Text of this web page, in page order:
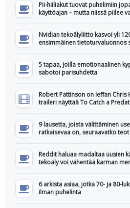
Pii-hiiliakut tuovat puhelimiin
käyttöajan – mutta niissä piilee
Nvidian tekoälyliitto kasvoi yli
ensimmäinen tietoturvaluonnos
5 tapaa, joilla emotionaalinen
sabotoi parisuhdetta
Robert Pattinson on leffan Chris
traileri näyttää To Catch a
9 lausetta, joista välittäminen
ratkaisevaa on, seuraavatko
Reddit haluaa madaltaa uusien
tekoäly voi vähentää karman
6 arkista asiaa, jotka 70- ja 80-
ilman puhelinta